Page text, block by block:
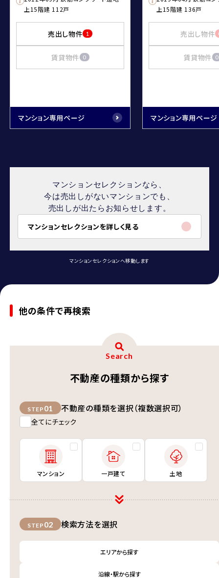
上15階建 112戸
売出し物件 1
賃貸物件 0
マンション専用ページ
上15階建 136戸
売出し物件
賃貸物件 0
マンション専用ページ
マンションセレクションなら、
今は売出しがないマンションでも、
売出しが出たらお知らせします。
マンションセレクションを詳しく見る
マンションセレクションへ移動します
他の条件で再検索
Search
不動産の種類から探す
STEP 01 不動産の種類を選択（複数選択可）
全てにチェック
マンション 一戸建て 土地
STEP 02 検索方法を選択
エリアから探す
沿線・駅から探す